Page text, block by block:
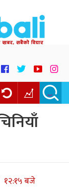
१२:१५ बजे